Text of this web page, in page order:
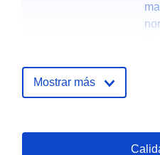
Mostrar más